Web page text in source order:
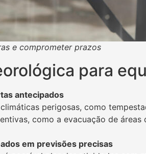
e comprometer prazos
para
antecipados
perigosas, como
como a evacuação de
em previsões precisas